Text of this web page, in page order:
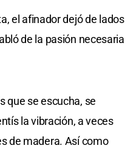
el afinador dejó de lados
de la pasión necesaria
que se escucha, se
la vibración, a veces
de madera. Así como